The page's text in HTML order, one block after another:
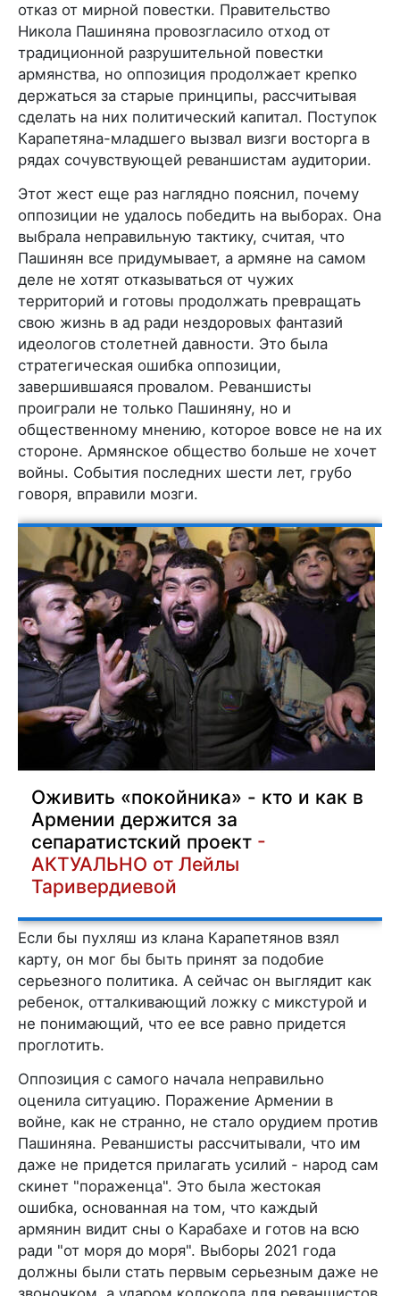
отказ от мирной повестки. Правительство
Никола Пашиняна провозгласило отход от
традиционной разрушительной повестки
армянства, но оппозиция продолжает крепко
держаться за старые принципы, рассчитывая
сделать на них политический капитал. Поступок
Карапетяна-младшего вызвал визги восторга в
рядах сочувствующей реваншистам аудитории.
Этот жест еще раз наглядно пояснил, почему
оппозиции не удалось победить на выборах. Она
выбрала неправильную тактику, считая, что
Пашинян все придумывает, а армяне на самом
деле не хотят отказываться от чужих
территорий и готовы продолжать превращать
свою жизнь в ад ради нездоровых фантазий
идеологов столетней давности. Это была
стратегическая ошибка оппозиции,
завершившаяся провалом. Реваншисты
проиграли не только Пашиняну, но и
общественному мнению, которое вовсе не на их
стороне. Армянское общество больше не хочет
войны. События последних шести лет, грубо
говоря, вправили мозги.
Оживить «покойника» - кто и как в
Армении держится за
сепаратистский проект -
АКТУАЛЬНО от Лейлы
Таривердиевой
Если бы пухляш из клана Карапетянов взял
карту, он мог бы быть принят за подобие
серьезного политика. А сейчас он выглядит как
ребенок, отталкивающий ложку с микстурой и
не понимающий, что ее все равно придется
проглотить.
Оппозиция с самого начала неправильно
оценила ситуацию. Поражение Армении в
войне, как не странно, не стало орудием против
Пашиняна. Реваншисты рассчитывали, что им
даже не придется прилагать усилий - народ сам
скинет "пораженца". Это была жестокая
ошибка, основанная на том, что каждый
армянин видит сны о Карабахе и готов на всю
ради "от моря до моря". Выборы 2021 года
должны были стать первым серьезным даже не